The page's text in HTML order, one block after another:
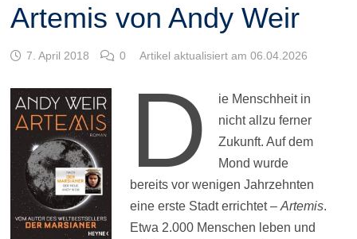
Artemis von Andy Weir
7. April 2018 0 Artikel aktualisiert am 06.04.2026
D
ie Menschheit in
nicht allzu ferner
Zukunft. Auf dem
Mond wurde
bereits vor wenigen Jahrzehnten
eine erste Stadt errichtet –Artemis.
Etwa 2.000 Menschen leben und